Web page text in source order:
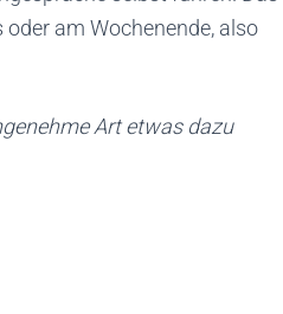
am Wochenende, also
Art etwas dazu